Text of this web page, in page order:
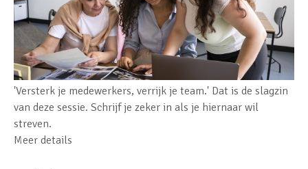
'Versterk je medewerkers, verrijk je team.' Dat is de slagzin
van deze sessie. Schrijf je zeker in als je hiernaar wil
streven.
Meer details